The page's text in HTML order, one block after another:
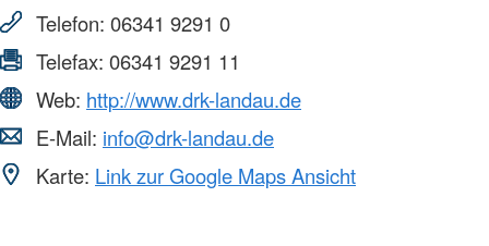
Telefon: 06341 9291 0
Telefax: 06341 9291 11
Web: http://www.drk-landau.de
E-Mail: info@drk-landau.de
Karte: Link zur Google Maps Ansicht